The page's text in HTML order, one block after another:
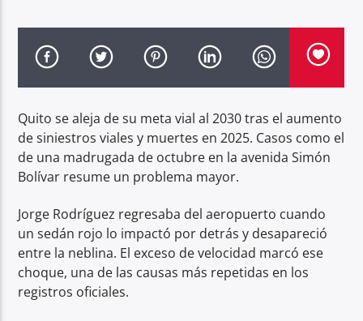
Quito se aleja de su meta vial al 2030 tras el aumento
de siniestros viales y muertes en 2025. Casos como el
de una madrugada de octubre en la avenida Simón
Bolívar resume un problema mayor.
Jorge Rodríguez regresaba del aeropuerto cuando
un sedán rojo lo impactó por detrás y desapareció
entre la neblina. El exceso de velocidad marcó ese
choque, una de las causas más repetidas en los
registros oficiales.